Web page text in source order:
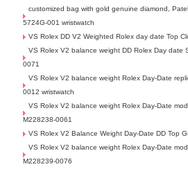
customized bag with gold genuine diamond,
5724G-001 wristwatch
VS Rolex DD V2 Weighted Rolex day date Top
VS Rolex V2 balance weight DD Rolex Day date
0071
VS Rolex V2 balance weight Rolex Day-Date
0012 wristwatch
VS Rolex V2 balance weight Rolex Day-Date
M228238-0061
VS Rolex V2 Balance Weight Day-Date DD Top
VS Rolex V2 balance weight Rolex Day-Date
M228239-0076